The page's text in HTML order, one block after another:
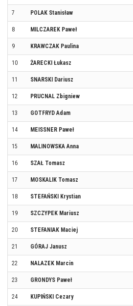
7 POLAK Stanisław
8 MILCZAREK Paweł
9 KRAWCZAK Paulina
10 ŻARECKI Łukasz
11 SNARSKI Dariusz
12 PRUCNAL Zbigniew
13 GOTFRYD Adam
14 MEISSNER Paweł
15 MALINOWSKA Anna
16 SZAŁ Tomasz
17 MOSKALIK Tomasz
18 STEFAŃSKI Krystian
19 SZCZYPEK Mariusz
20 STEFANIAK Maciej
21 GÓRAJ Janusz
22 NALAZEK Marcin
23 GRONDYS Paweł
24 KUPIŃSKI Cezary